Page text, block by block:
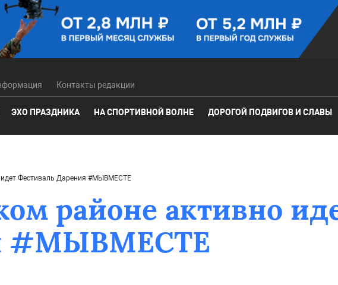
Контакты редакции
ЭХО ПРАЗДНИКА НА СПОРТИВНОЙ ВОЛНЕ ДОРОГОЙ ПОДВИГОВ И СЛАВЫ
идет Фестиваль Дарения #МЫВМЕСТЕ
районе активно
#МЫВМЕСТЕ